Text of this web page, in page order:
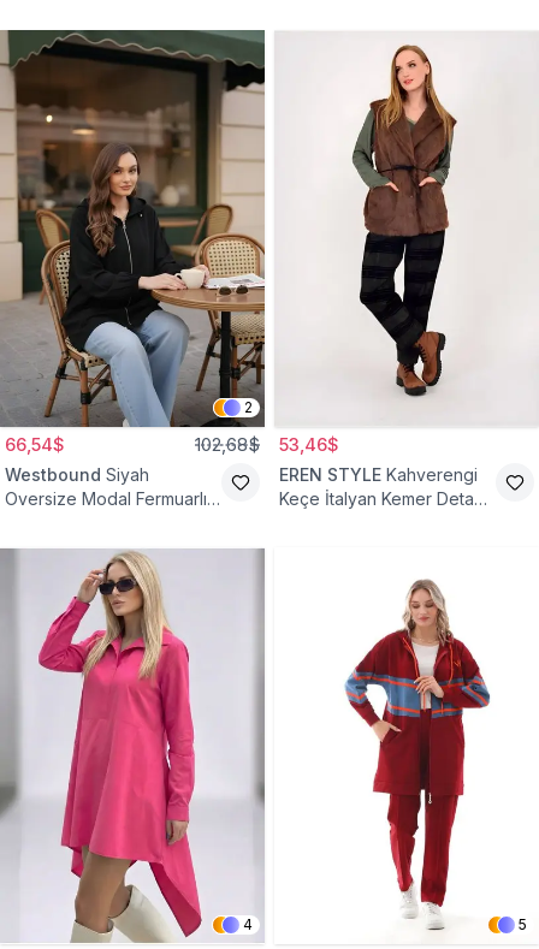
2
66,54$ 102,68$
Westbound Siyah
Oversize Modal Fermuarlı
53,46$
EREN STYLE Kahverengi
Keçe İtalyan Kemer Detaylı
4 5